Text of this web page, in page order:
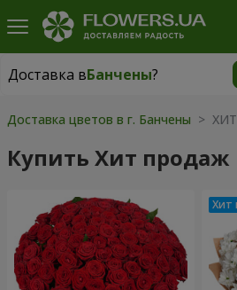
Доставка вБанчены?
Доставка вБанчены|
Доставка цветов в г. Банчены >
Купить Хит продаж